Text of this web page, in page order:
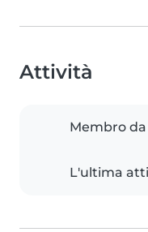
Attività
Membro da
L'ultima